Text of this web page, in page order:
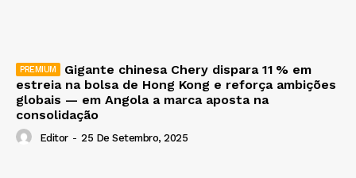
Gigante chinesa Chery dispara 11 % em
estreia na bolsa de Hong Kong e reforça ambições
globais — em Angola a marca aposta na
consolidação
Editor - 25 De Setembro, 2025